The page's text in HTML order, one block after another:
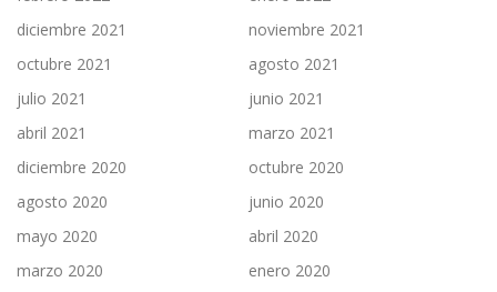
diciembre 2021
noviembre 2021
octubre 2021
agosto 2021
julio 2021
junio 2021
abril 2021
marzo 2021
diciembre 2020
octubre 2020
agosto 2020
junio 2020
mayo 2020
abril 2020
marzo 2020
enero 2020